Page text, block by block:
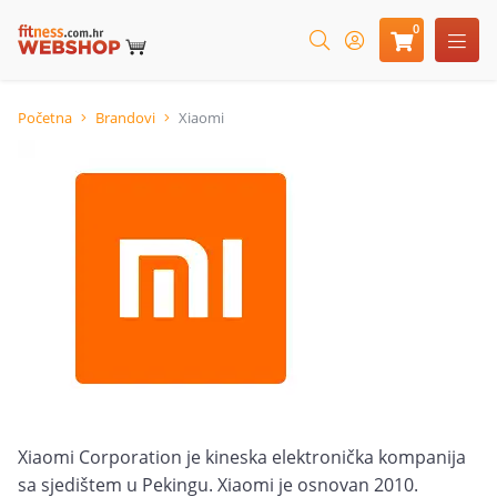
0
Početna Brandovi Xiaomi
Xiaomi Corporation je kineska elektronička kompanija
sa sjedištem u Pekingu. Xiaomi je osnovan 2010.